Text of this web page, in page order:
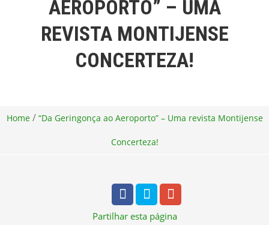
AEROPORTO” – UMA
REVISTA MONTIJENSE
CONCERTEZA!
Home / “Da Geringonça ao Aeroporto” – Uma revista Montijense
Concerteza!
Partilhar esta página